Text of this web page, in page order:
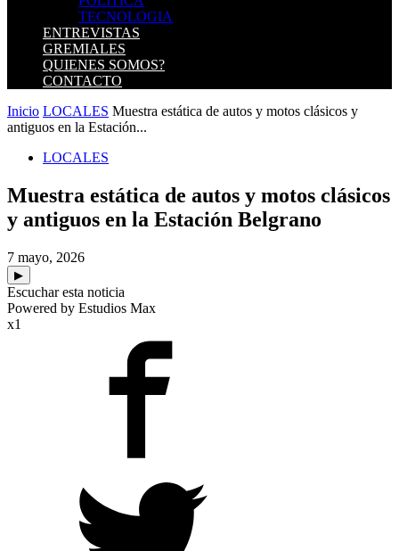
TECNOLOGIA
ENTREVISTAS
GREMIALES
QUIENES SOMOS?
CONTACTO
Inicio LOCALES Muestra estática de autos y motos clásicos y
antiguos en la Estación...
LOCALES
Muestra estática de autos y motos clásicos
y antiguos en la Estación Belgrano
7 mayo, 2026
▶
Escuchar esta noticia
Powered by Estudios Max
x1